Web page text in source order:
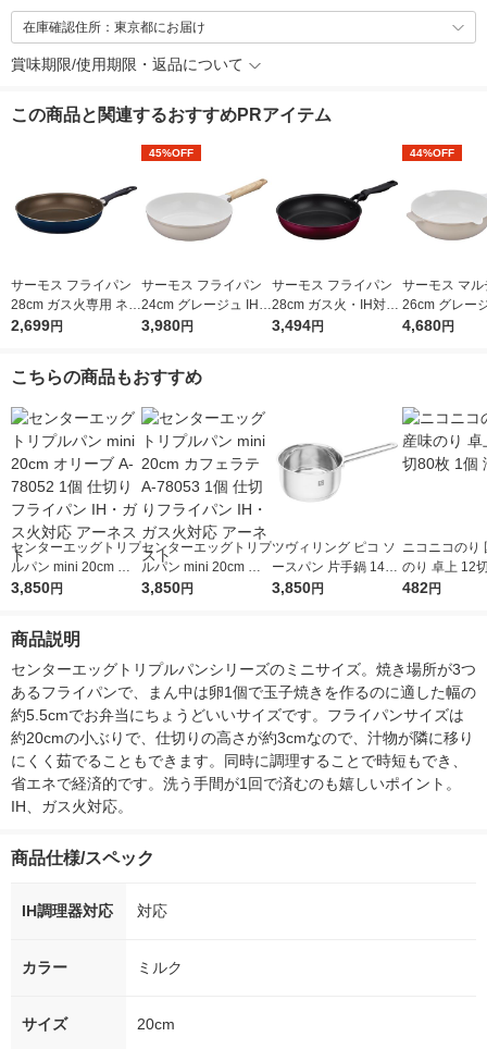
在庫確認住所：東京都にお届け
賞味期限/使用期限・返品について
この商品と関連するおすすめPRアイテム
サーモス フライパン
28cm ガス火専用 ネイ
ビー KFI-028 NVY 1個
2,699円
45%OFF
サーモス フライパン
24cm グレージュ IH/
ガス火対応 KFO-024
3,980円
サーモス フライパン
28cm ガス火・IH対応
レッド KFM-028 R1個
3,494円
44%OFF
サーモス マル
26cm グレー
ガス火対応
4,680円
こちらの商品もおすすめ
センターエッグトリプ
ルパン mini 20cm オ
リーブ A-78052 1個
スト
3,850円
センターエッグトリプ
ルパン mini 20cm カ
フェラテ A-78053 1個
3,850円
ツヴィリング ピコ ソ
ースパン 片手鍋 14cm
ステンレス 10年保証
3,850円
ニコニコのり
のり 卓上 12
個 海苔
482円
商品説明
センターエッグトリプルパンシリーズのミニサイズ。焼き場所が3つ
あるフライパンで、まん中は卵1個で玉子焼きを作るのに適した幅の
約5.5cmでお弁当にちょうどいいサイズです。フライパンサイズは
約20cmの小ぶりで、仕切りの高さが約3cmなので、汁物が隣に移り
にくく茹でることもできます。同時に調理することで時短もでき、
省エネで経済的です。洗う手間が1回で済むのも嬉しいポイント。
IH、ガス火対応。
商品仕様/スペック
IH調理器対応 対応
カラー ミルク
サイズ 20cm